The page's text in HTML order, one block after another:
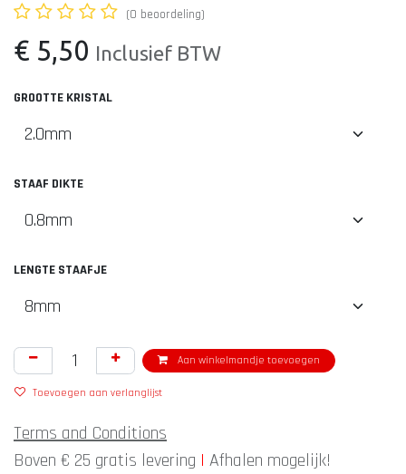
(0 beoordeling)
€ 5,50 Inclusief BTW
GROOTTE KRISTAL
STAAF DIKTE
LENGTE STAAFJE
Aan winkelmandje toevoegen
Toevoegen aan verlanglijst
Terms and Conditions
Boven € 25 gratis levering | Afhalen mogelijk!